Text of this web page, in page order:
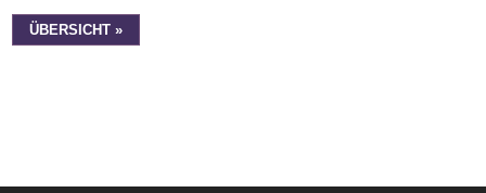
ÜBERSICHT »